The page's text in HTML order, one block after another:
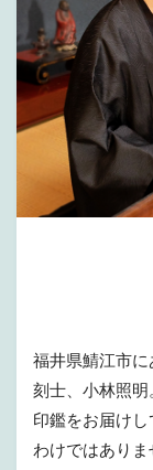
福井県鯖江市
刻士、小林照
印鑑をお届け
わけではあり